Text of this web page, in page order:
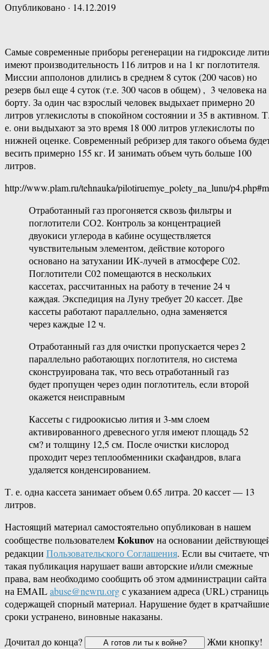
Опубликовано · 14.12.2019
Самые современные приборы регенерации на гидроксиде
имеют производительность 116 литров и на 1 кг поглотителя.
Миссии апполонов длились в среднем 8 суток (200 часов) но
резерв был еще 4 суток (т.е. 300 часов в общем) , 3 человека на
борту. За один час взрослый человек выдыхает примерно 20
литров углекислоты в спокойном состоянии и 35 в активном.
е. они выдыхают за это время 18 000 литров углекислоты по
нижней оценке. Современный ребризер для такого объема
весить примерно 155 кг. И занимать объем чуть больше 100
литров.
http://www.plam.ru/tehnauka/pilotiruemye_polety_na_lunu/
Отработанный газ прогоняется сквозь фильтры и
поглотители СО2. Контроль за концентрацией
двуокиси углерода в кабине осуществляется
чувствительным элементом, действие которого
основано на затухании ИК-лучей в атмосфере С02.
Поглотители С02 помещаются в нескольких
кассетах, рассчитанных на работу в течение 24 ч
каждая. Экспедиция на Луну требует 20 кассет. Две
кассеты работают параллельно, одна заменяется
через каждые 12 ч.
Отработанный газ для очистки пропускается через 2
параллельно работающих поглотителя, но система
сконструирована так, что весь отработанный газ
будет пропущен через один поглотитель, если второй
окажется неисправным
Кассеты с гидроокисью лития и 3-мм слоем
активированного древесного угля имеют площадь 52
см? и толщину 12,5 см. После очистки кислород
проходит через теплообменники скафандров, влага
удаляется конденсированием.
Т. е. одна кассета занимает объем 0.65 литра. 20 кассет — 13
литров.
Настоящий материал самостоятельно опубликован в нашем
сообществе пользователемKokunovна основании
редакции Пользовательского Соглашения. Если вы считаете,
такая публикация нарушает ваши авторские и/или смежные
права, вам необходимо сообщить об этом администрации сайта
на EMAILabuse@newru.orgс указанием адреса (URL)
содержащей спорный материал. Нарушение будет в кратчайшие
сроки устранено, виновные наказаны.
Дочитал до конца?
Жми кнопку!